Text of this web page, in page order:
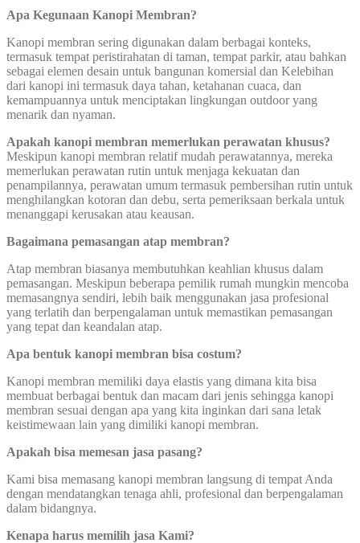
Apa Kegunaan Kanopi Membran?
Kanopi membran sering digunakan dalam berbagai konteks,
termasuk tempat peristirahatan di taman, tempat parkir, atau bahkan
sebagai elemen desain untuk bangunan komersial dan Kelebihan
dari kanopi ini termasuk daya tahan, ketahanan cuaca, dan
kemampuannya untuk menciptakan lingkungan outdoor yang
menarik dan nyaman.
Apakah kanopi membran memerlukan perawatan khusus?
Meskipun kanopi membran relatif mudah perawatannya, mereka
memerlukan perawatan rutin untuk menjaga kekuatan dan
penampilannya, perawatan umum termasuk pembersihan rutin untuk
menghilangkan kotoran dan debu, serta pemeriksaan berkala untuk
menanggapi kerusakan atau keausan.
Bagaimana pemasangan atap membran?
Atap membran biasanya membutuhkan keahlian khusus dalam
pemasangan. Meskipun beberapa pemilik rumah mungkin mencoba
memasangnya sendiri, lebih baik menggunakan jasa profesional
yang terlatih dan berpengalaman untuk memastikan pemasangan
yang tepat dan keandalan atap.
Apa bentuk kanopi membran bisa costum?
Kanopi membran memiliki daya elastis yang dimana kita bisa
membuat berbagai bentuk dan macam dari jenis sehingga kanopi
membran sesuai dengan apa yang kita inginkan dari sana letak
keistimewaan lain yang dimiliki kanopi membran.
Apakah bisa memesan jasa pasang?
Kami bisa memasang kanopi membran langsung di tempat Anda
dengan mendatangkan tenaga ahli, profesional dan berpengalaman
dalam bidangnya.
Kenapa harus memilih jasa Kami?